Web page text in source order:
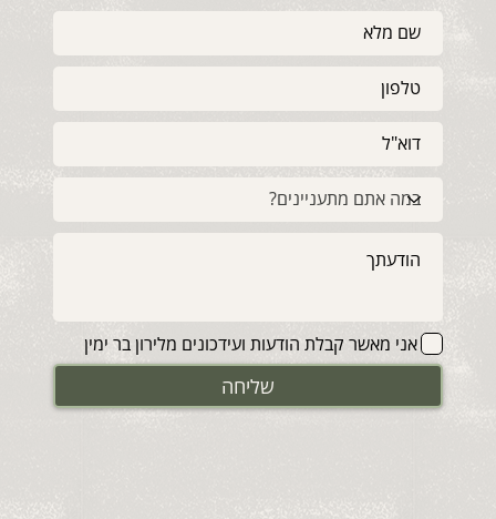
צרו קשר
אני מאשר קבלת הודעות ועידכונים מלירון בר ימין